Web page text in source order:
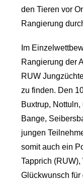
den Tieren vor
Rangierung
Im
Rangierung der
RUW
zu finden. Den
Buxtrup,
Bange,
jungen
somit auch ein
Tapprich
Glückwunsch